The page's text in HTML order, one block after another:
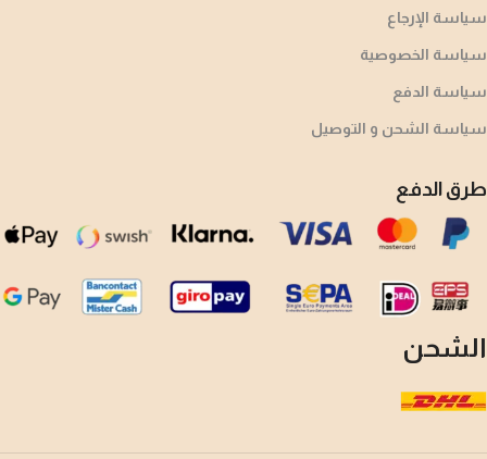
سياسة الإرجاع
سياسة الخصوصية
سياسة الدفع
سياسة الشحن و التوصيل
طرق الدفع
الشحن